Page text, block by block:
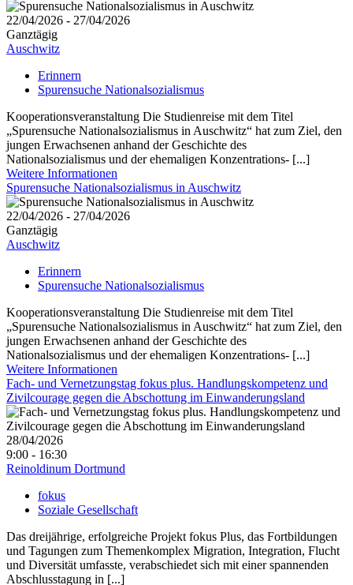
22/04/2026 - 27/04/2026
Ganztägig
Auschwitz
Erinnern
Spurensuche Nationalsozialismus
Kooperationsveranstaltung Die Studienreise mit dem Titel
„Spurensuche Nationalsozialismus in Auschwitz“ hat zum Ziel, den
jungen Erwachsenen anhand der Geschichte des
Nationalsozialismus und der ehemaligen Konzentrations- [...]
Weitere Informationen
Spurensuche Nationalsozialismus in Auschwitz
22/04/2026 - 27/04/2026
Ganztägig
Auschwitz
Erinnern
Spurensuche Nationalsozialismus
Kooperationsveranstaltung Die Studienreise mit dem Titel
„Spurensuche Nationalsozialismus in Auschwitz“ hat zum Ziel, den
jungen Erwachsenen anhand der Geschichte des
Nationalsozialismus und der ehemaligen Konzentrations- [...]
Weitere Informationen
Fach- und Vernetzungstag fokus plus. Handlungskompetenz und
Zivilcourage gegen die Abschottung im Einwanderungsland
28/04/2026
9:00 - 16:30
Reinoldinum Dortmund
fokus
Soziale Gesellschaft
Das dreijährige, erfolgreiche Projekt fokus Plus, das Fortbildungen
und Tagungen zum Themenkomplex Migration, Integration, Flucht
und Diversität umfasste, verabschiedet sich mit einer spannenden
Abschlusstagung in [...]